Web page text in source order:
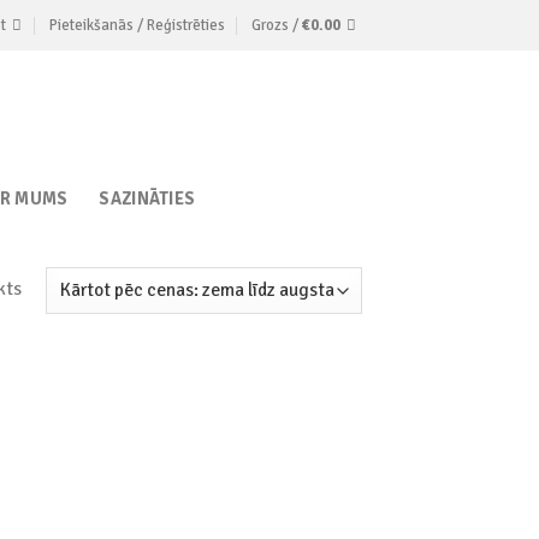
Pieteikšanās / Reģistrēties Grozs /€0.00
MUMS SAZINĀTIES